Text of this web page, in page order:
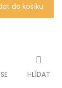
do košíku
HLÍDAT